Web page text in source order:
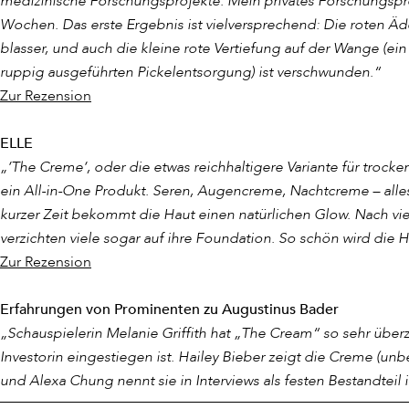
TFC8 heilt ebensoschwere
Der eigens von Dr. Augustinus Bader
Zusammenarbeit und verstärken seine
Hautbarriere, anti-oxidative Wirkung,
Wirkung auf Irritationen) und
schützend, hautverfeinernd).
Das Selbstverständnis alsVertreter von
Konservierungsstoffen und chemischen
Menge des Produkts morgens und
1. Eine Massage auskreisenden
3.
Kinnspitze. Überschüssige
Um die Wirkung des einzigartigen
wegzulassen und allein mit den
Sollten Sie neben den Premium-
der Wissenschaftler, die Produkte mit
Produkten fortgefahren wird.
Ansonsten können Sie den Wunder-
Wochen. Das erste Ergebnis ist vielversprechend: Die roten
blasser, und auch die kleine rote Vertiefung auf der Wange
ruppig ausgeführten Pickelentsorgung) ist verschwunden.“
Zur Rezension
ELLE
„‘The Creme‘, oder die etwas reichhaltigere Variante für
ein All-in-One Produkt. Seren, Augencreme, Nachtcreme –
kurzer Zeit bekommt die Haut einen natürlichen Glow. Nach
verzichten viele sogar auf ihre Foundation. So schön wird die
Zur Rezension
Erfahrungen von Prominenten zu Augustinus Bader
„Schauspielerin Melanie Griffith hat „The Cream“ so sehr
Investorin eingestiegen ist. Hailey Bieber zeigt die Creme
und Alexa Chung nennt sie in Interviews als festen Bestandteil